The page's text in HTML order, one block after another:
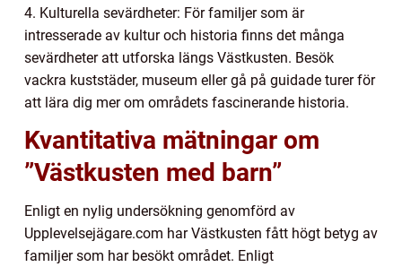
4. Kulturella sevärdheter: För familjer som är
intresserade av kultur och historia finns det många
sevärdheter att utforska längs Västkusten. Besök
vackra kuststäder, museum eller gå på guidade turer för
att lära dig mer om områdets fascinerande historia.
Kvantitativa mätningar om
”Västkusten med barn”
Enligt en nylig undersökning genomförd av
Upplevelsejägare.com har Västkusten fått högt betyg av
familjer som har besökt området. Enligt